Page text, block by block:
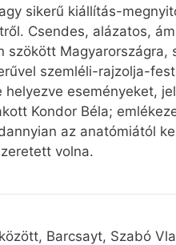
sikerű kiállítás-
Csendes, alázatos,
szemléli-rajzolja-
eseményeket,
Kondor Béla;
az anatómiától
volna.
Barcsayt, Szabó